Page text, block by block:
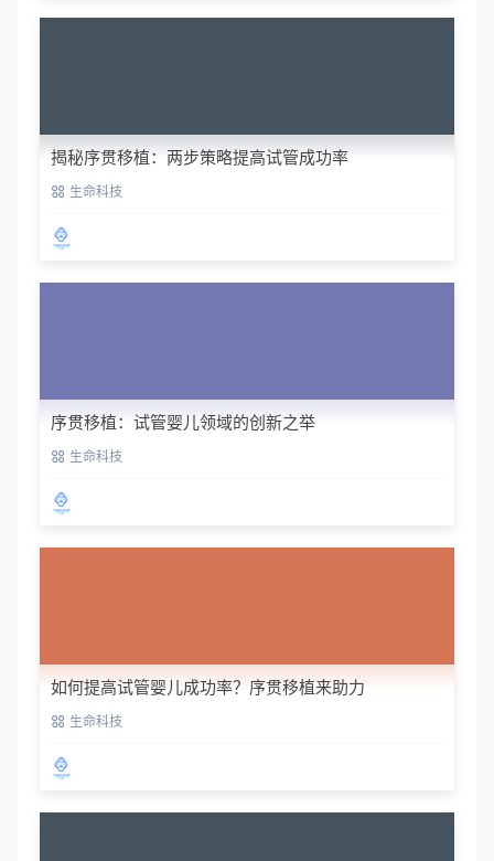
揭秘序贯移植：两步策略提高试管成功率
生命科技
序贯移植：试管婴儿领域的创新之举
生命科技
如何提高试管婴儿成功率？序贯移植来助力
生命科技